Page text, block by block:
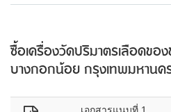
ซื้อเครื่องวัดปริมาตรเลือดของ
บางกอกน้อย กรุงเทพมหานค